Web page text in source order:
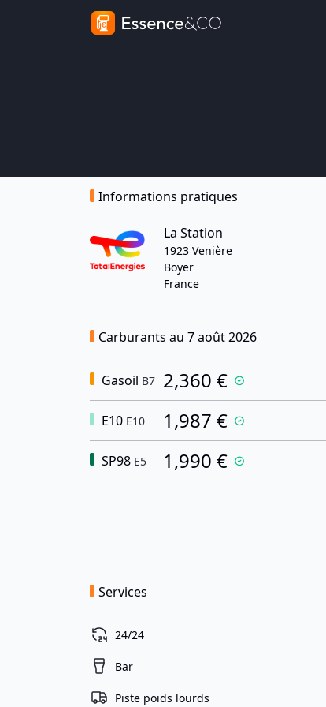
Informations pratiques
La Station
1923 Venière
Boyer
France
Carburants au 7 août 2026
Gasoil B7 2,360 €
E10 E10 1,987 €
SP98 E5 1,990 €
Services
24/24
Bar
Piste poids lourds